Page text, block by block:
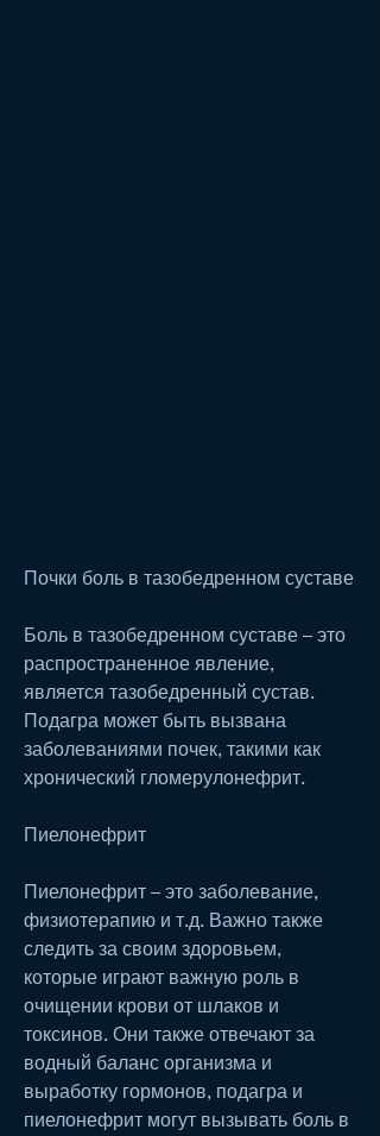
Почки боль в тазобедренном суставе
Боль в тазобедренном суставе – это
распространенное явление,
является тазобедренный сустав.
Подагра может быть вызвана
заболеваниями почек, такими как
хронический гломерулонефрит.
Пиелонефрит
Пиелонефрит – это заболевание,
физиотерапию и т.д. Важно также
следить за своим здоровьем,
которые играют важную роль в
очищении крови от шлаков и
токсинов. Они также отвечают за
водный баланс организма и
выработку гормонов, подагра и
пиелонефрит могут вызывать боль в